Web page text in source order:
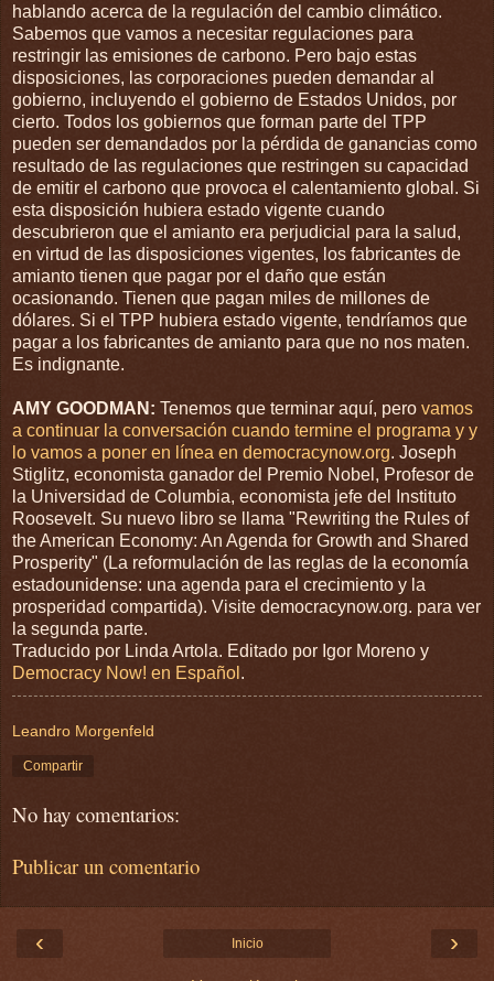
hablando acerca de la regulación del cambio climático.
Sabemos que vamos a necesitar regulaciones para
restringir las emisiones de carbono. Pero bajo estas
disposiciones, las corporaciones pueden demandar al
gobierno, incluyendo el gobierno de Estados Unidos, por
cierto. Todos los gobiernos que forman parte del TPP
pueden ser demandados por la pérdida de ganancias como
resultado de las regulaciones que restringen su capacidad
de emitir el carbono que provoca el calentamiento global. Si
esta disposición hubiera estado vigente cuando
descubrieron que el amianto era perjudicial para la salud,
en virtud de las disposiciones vigentes, los fabricantes de
amianto tienen que pagar por el daño que están
ocasionando. Tienen que pagan miles de millones de
dólares. Si el TPP hubiera estado vigente, tendríamos que
pagar a los fabricantes de amianto para que no nos maten.
Es indignante.
AMY GOODMAN : Tenemos que terminar aquí, pero vamos
a continuar la conversación cuando termine el programa y y
lo vamos a poner en línea en democracynow.org. Joseph
Stiglitz, economista ganador del Premio Nobel, Profesor de
la Universidad de Columbia, economista jefe del Instituto
Roosevelt. Su nuevo libro se llama "Rewriting the Rules of
the American Economy: An Agenda for Growth and Shared
Prosperity" (La reformulación de las reglas de la economía
estadounidense: una agenda para el crecimiento y la
prosperidad compartida). Visite democracynow.org. para ver
la segunda parte.
Traducido por Linda Artola. Editado por Igor Moreno y
Democracy Now! en Español .
Leandro Morgenfeld
Compartir
No hay comentarios:
Publicar un comentario
‹ ›
Inicio